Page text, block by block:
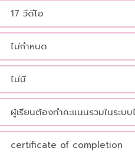
17 วีดีโอ
ไม่กำหนด
ไม่มี
ผู้เรียนต้องทำคะแนนรวมในระบ
certificate of completion